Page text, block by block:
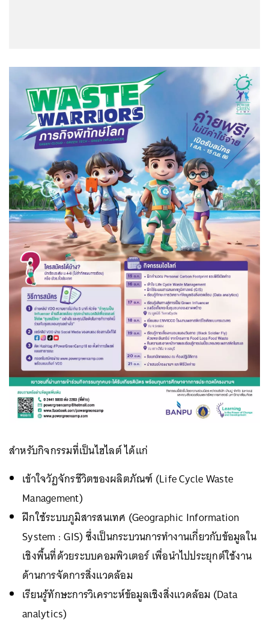
สำหรับกิจกรรมที่เป็นไฮไลต์ ได้แก่
เข้าใจวัฏจักรชีวิตของผลิตภัณฑ์ (Life Cycle Waste
Management)
ฝึกใช้ระบบภูมิสารสนเทศ (Geographic Information
System : GIS) ซึ่งเป็นกระบวนการทำงานเกี่ยวกับข้อมูลใน
เชิงพื้นที่ด้วยระบบคอมพิวเตอร์ เพื่อนำไปประยุกต์ใช้งาน
ด้านการจัดการสิ่งแวดล้อม
เรียนรู้ทักษะการวิเคราะห์ข้อมูลเชิงสิ่งแวดล้อม (Data
analytics)